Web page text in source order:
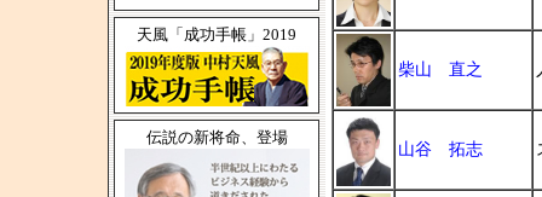
天風「成功手帳」2019
伝説の新将命、登場
柴山 直之
山谷 拓志